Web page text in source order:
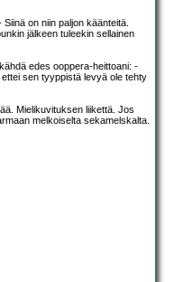
on niin paljon käänteitä.
jälkeen tuleekin sellainen
edes ooppera-heittoani: -
sen tyyppistä levyä ole tehty
Mielikuvituksen liikettä. Jos
melkoiselta sekamelskalta.